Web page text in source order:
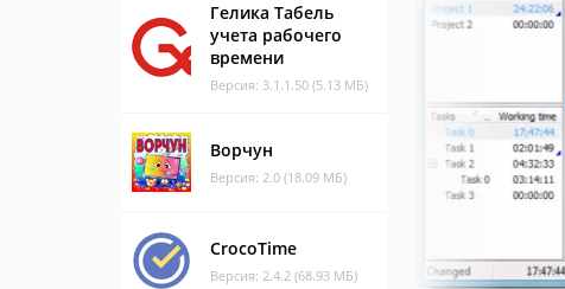
Гелика Табель
учета рабочего
времени
Версия: 3.1.1.50 (5.13 МБ)
Ворчун
Версия: 2.0 (18.09 МБ)
CrocoTime
Версия: 2.4.2 (68.93 МБ)